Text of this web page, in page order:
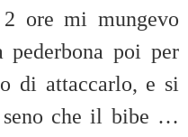
ore mi mungevo
pederbona poi per
di attaccarlo, e si
che il bibe …